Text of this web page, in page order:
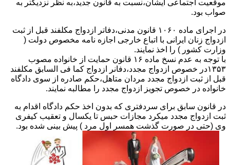
موقعیت اجتماعی ایشان،نسبت به قانون جدید،به نظر نزدیکتر به
صواب بود.
در اجرای ماده ۱۰۶۰ قانون مدنی،دفاتر ازدواج مکلفند قبل از ثبت
ازدواج زنان ایرانی با اتباع خارجی اجازه نامه مخصوص دولت (
وزارت کشور ) را اخذ نمایند.
با توجه به عدم نسخ ماده ۱۶ قانون حمایت از خانواده مصوب
۱۳۵۳در خصوص ازدواج مجدد،دفانر ازدواج کما فی السابق مکلفند
قبل از ثبت ازدواج مجدد مردان متاهل،حکم صادره از سوی دادگاه
خانواده در خصوص تجویز ازدواج مجدد را مطالبه نمایند.
در قانون سابق برای سردفتری که بدون اخذ حکم دادگاه اقدام به
ثبت ازدواج مجدد میکرد مجازات حبس تا یکسال و تعقیب کیفری
وی (حتی در صورت گذشت همسر اول مرد ) پیش بینی شده بود.